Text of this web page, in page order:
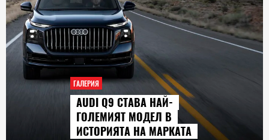
ГАЛЕРИЯ
AUDI Q9 СТАВА НАЙ-
ГОЛЕМИЯТ МОДЕЛ В
ИСТОРИЯТА НА МАРКАТА